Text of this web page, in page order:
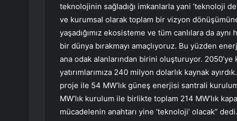
teknolojinin sağladığı imkanlarla yani ‘teknoloji
ve kurumsal olarak toplam bir vizyon
yaşadığımız ekosisteme ve tüm canlılara da
bir dünya bırakmayı amaçlıyoruz. Bu yüzden
ana odak alanlarından birini oluşturuyor.
yatırımlarımıza 240 milyon dolarlık kaynak
proje ile 54 MW’lık güneş enerjisi santrali
MW’lık kurulum ile birlikte toplam 214 MW’lık
mücadelenin anahtarı yine ‘teknoloji’ olacak” dedi.